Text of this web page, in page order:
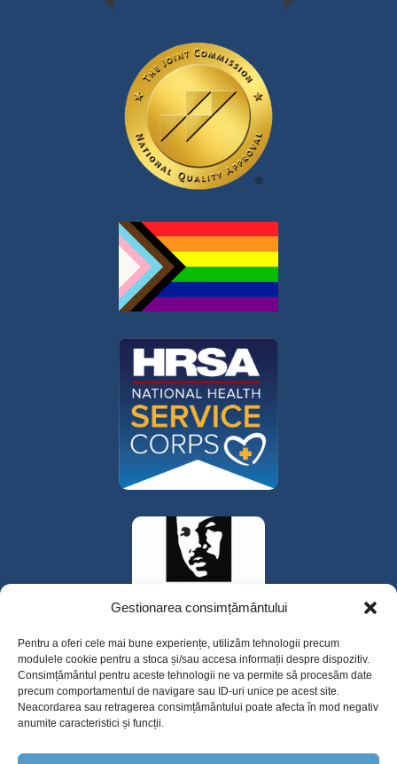
Gestionarea consimțământului
Pentru a oferi cele mai bune experiențe, utilizăm tehnologii precum
modulele cookie pentru a stoca și/sau accesa informații despre dispozitiv.
Consimțământul pentru aceste tehnologii ne va permite să procesăm date
precum comportamentul de navigare sau ID-uri unice pe acest site.
Neacordarea sau retragerea consimțământului poate afecta în mod negativ
anumite caracteristici și funcții.
325 W Gowe Street, Kent, Washington 98032